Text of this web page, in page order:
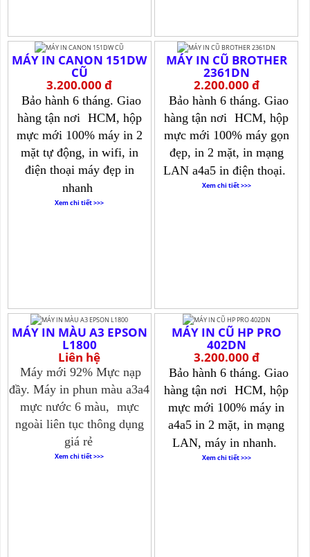
MÁY IN CANON 151DW
CŨ
3.200.000 đ
Bảo hành 6 tháng. Giao
hàng tận nơi HCM, hộp
mực mới 100% máy in 2
mặt tự động, in wifi, in
điện thoại máy đẹp in
nhanh
Xem chi tiết >>>
MÁY IN CŨ BROTHER
2361DN
2.200.000 đ
Bảo hành 6 tháng. Giao
hàng tận nơi
HCM, hộp
mực mới 100% máy gọn
đẹp, in 2 mặt, in mạng
LAN a4a5 in điện thoại.
Xem chi tiết >>>
MÁY IN MÀU A3 EPSON
L1800
Liên hệ
Máy mới 92% Mực nạp
đầy. Máy in phun màu a3a4
mực nước 6 màu,
mực
ngoài liên tục thông dụng
giá rẻ
Xem chi tiết >>>
MÁY IN CŨ HP PRO
402DN
3.200.000 đ
Bảo hành 6 tháng. Giao
hàng tận nơi
HCM, hộp
mực mới 100% máy in
a4a5 in 2 mặt, in mạng
LAN, máy in nhanh.
Xem chi tiết >>>